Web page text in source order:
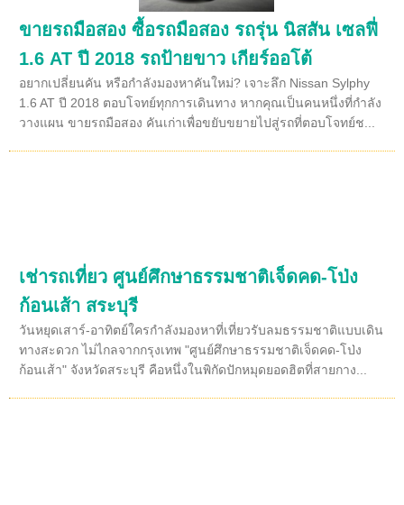
ขายรถมือสอง ซื้อรถมือสอง รถรุ่น นิสสัน เซลฟี่
1.6 AT ปี 2018 รถป้ายขาว เกียร์ออโต้
อยากเปลี่ยนคัน หรือกำลังมองหาคันใหม่? เจาะลึก Nissan Sylphy
1.6 AT ปี 2018 ตอบโจทย์ทุกการเดินทาง หากคุณเป็นคนหนึ่งที่กำลัง
วางแผน ขายรถมือสอง คันเก่าเพื่อขยับขยายไปสู่รถที่ตอบโจทย์ช...
เช่ารถเที่ยว ศูนย์ศึกษาธรรมชาติเจ็ดคด-โป่ง
ก้อนเส้า สระบุรี
วันหยุดเสาร์-อาทิตย์ใครกำลังมองหาที่เที่ยวรับลมธรรมชาติแบบเดิน
ทางสะดวก ไม่ไกลจากกรุงเทพ "ศูนย์ศึกษาธรรมชาติเจ็ดคด-โป่ง
ก้อนเส้า" จังหวัดสระบุรี คือหนึ่งในพิกัดปักหมุดยอดฮิตที่สายกาง...